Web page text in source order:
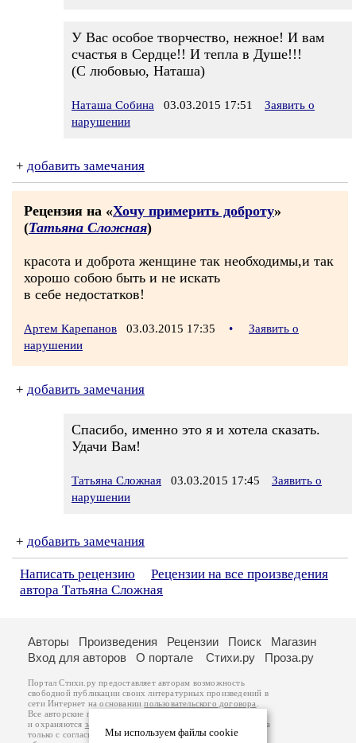
У Вас особое творчество, нежное! И вам
счастья в Сердце!! И тепла в Душе!!!
(С любовью, Наташа)
Наташа Собина 03.03.2015 17:51
Заявить о
нарушении
+ добавить замечания
Рецензия на «Хочу примерить доброту»
(Татьяна Сложная)
красота и доброта женщине так необходимы,и так
хорошо собою быть и не искать
в себе недостатков!
Артем Карепанов 03.03.2015 17:35 •
Заявить о
нарушении
+ добавить замечания
Спасибо, именно это я и хотела сказать.
Удачи Вам!
Татьяна Сложная 03.03.2015 17:45
Заявить о
нарушении
+ добавить замечания
Написать рецензию
Рецензии на все произведения
автора Татьяна Сложная
Мы используем файлы cookie
Авторы Произведения Рецензии Поиск
Магазин
Вход для авторов
О портале Стихи.ру Проза.ру
Портал Стихи.ру предоставляет авторам возможность
свободной публикации своих литературных произведений в
сети Интернет на основаниипользовательского договора
Все авторские права на произведения принадлежат авторам
и охраняются законом
. Перепечатка произведений возможна
только с согласия его автора, к которому вы можете